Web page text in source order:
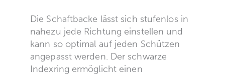
Die Schaftbacke lässt sich stufenlos in
nahezu jede Richtung einstellen und
kann so optimal auf jeden Schützen
angepasst werden. Der schwarze
Indexring ermöglicht einen